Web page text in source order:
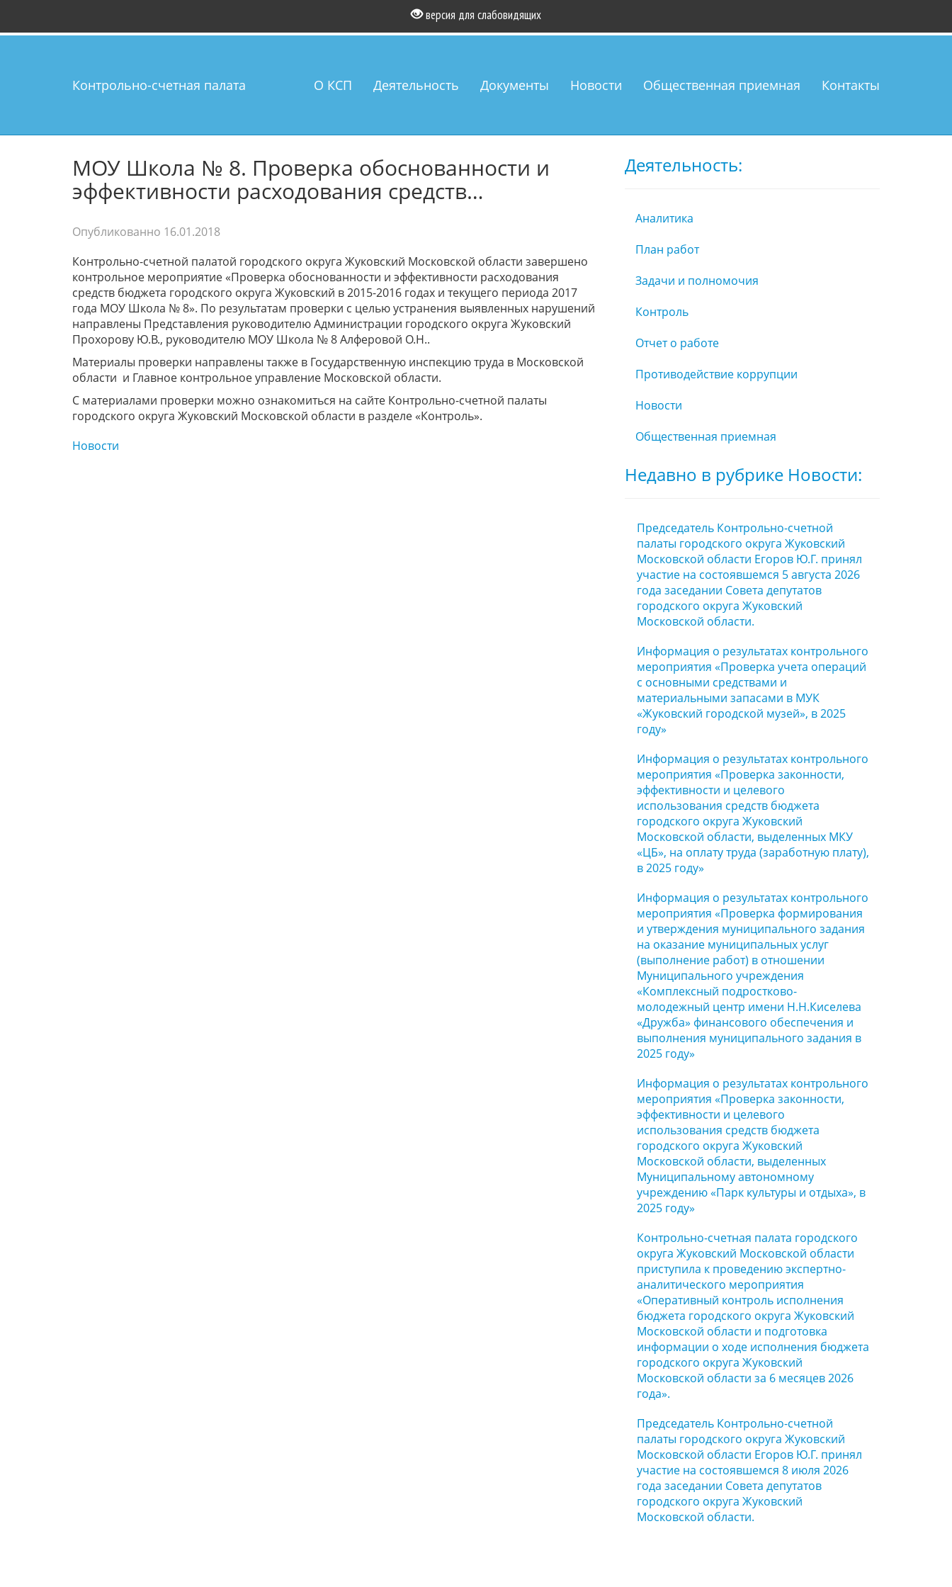
версия для слабовидящих
Контрольно-счетная палата О КСП Деятельность Документы Новости Общественная приемная Контакты
МОУ Школа № 8. Проверка обоснованности и
эффективности расходования средств…
Опубликованно 16.01.2018
Контрольно-счетной палатой городского округа Жуковский Московской области завершено
контрольное мероприятие «Проверка обоснованности и эффективности расходования
средств бюджета городского округа Жуковский в 2015-2016 годах и текущего периода 2017
года МОУ Школа № 8». По результатам проверки с целью устранения выявленных нарушений
направлены Представления руководителю Администрации городского округа Жуковский
Прохорову Ю.В., руководителю МОУ Школа № 8 Алферовой О.Н..
Материалы проверки направлены также в Государственную инспекцию труда в Московской
области и Главное контрольное управление Московской области.
С материалами проверки можно ознакомиться на сайте Контрольно-счетной палаты
городского округа Жуковский Московской области в разделе «Контроль».
Новости
Деятельность:
Аналитика
План работ
Задачи и полномочия
Контроль
Отчет о работе
Противодействие коррупции
Новости
Общественная приемная
Недавно в рубрике Новости:
Председатель Контрольно-счетной
палаты городского округа Жуковский
Московской области Егоров Ю.Г. принял
участие на состоявшемся 5 августа 2026
года заседании Совета депутатов
городского округа Жуковский
Московской области.
Информация о результатах контрольного
мероприятия «Проверка учета операций
с основными средствами и
материальными запасами в МУК
«Жуковский городской музей», в 2025
году»
Информация о результатах контрольного
мероприятия «Проверка законности,
эффективности и целевого
использования средств бюджета
городского округа Жуковский
Московской области, выделенных МКУ
«ЦБ», на оплату труда (заработную плату),
в 2025 году»
Информация о результатах контрольного
мероприятия «Проверка формирования
и утверждения муниципального задания
на оказание муниципальных услуг
(выполнение работ) в отношении
Муниципального учреждения
«Комплексный подростково-
молодежный центр имени Н.Н.Киселева
«Дружба» финансового обеспечения и
выполнения муниципального задания в
2025 году»
Информация о результатах контрольного
мероприятия «Проверка законности,
эффективности и целевого
использования средств бюджета
городского округа Жуковский
Московской области, выделенных
Муниципальному автономному
учреждению «Парк культуры и отдыха», в
2025 году»
Контрольно-счетная палата городского
округа Жуковский Московской области
приступила к проведению экспертно-
аналитического мероприятия
«Оперативный контроль исполнения
бюджета городского округа Жуковский
Московской области и подготовка
информации о ходе исполнения бюджета
городского округа Жуковский
Московской области за 6 месяцев 2026
года».
Председатель Контрольно-счетной
палаты городского округа Жуковский
Московской области Егоров Ю.Г. принял
участие на состоявшемся 8 июля 2026
года заседании Совета депутатов
городского округа Жуковский
Московской области.